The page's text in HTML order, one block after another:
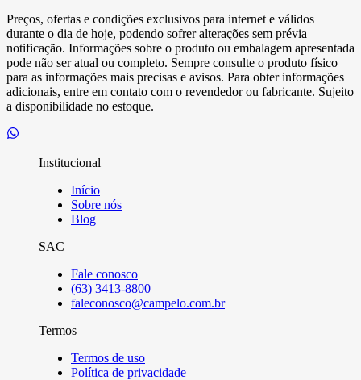
Preços, ofertas e condições exclusivos para internet e válidos
durante o dia de hoje, podendo sofrer alterações sem prévia
notificação. Informações sobre o produto ou embalagem apresentada
pode não ser atual ou completo. Sempre consulte o produto físico
para as informações mais precisas e avisos. Para obter informações
adicionais, entre em contato com o revendedor ou fabricante. Sujeito
a disponibilidade no estoque.
Institucional
Início
Sobre nós
Blog
SAC
Fale conosco
(63) 3413-8800
faleconosco@campelo.com.br
Termos
Termos de uso
Política de privacidade